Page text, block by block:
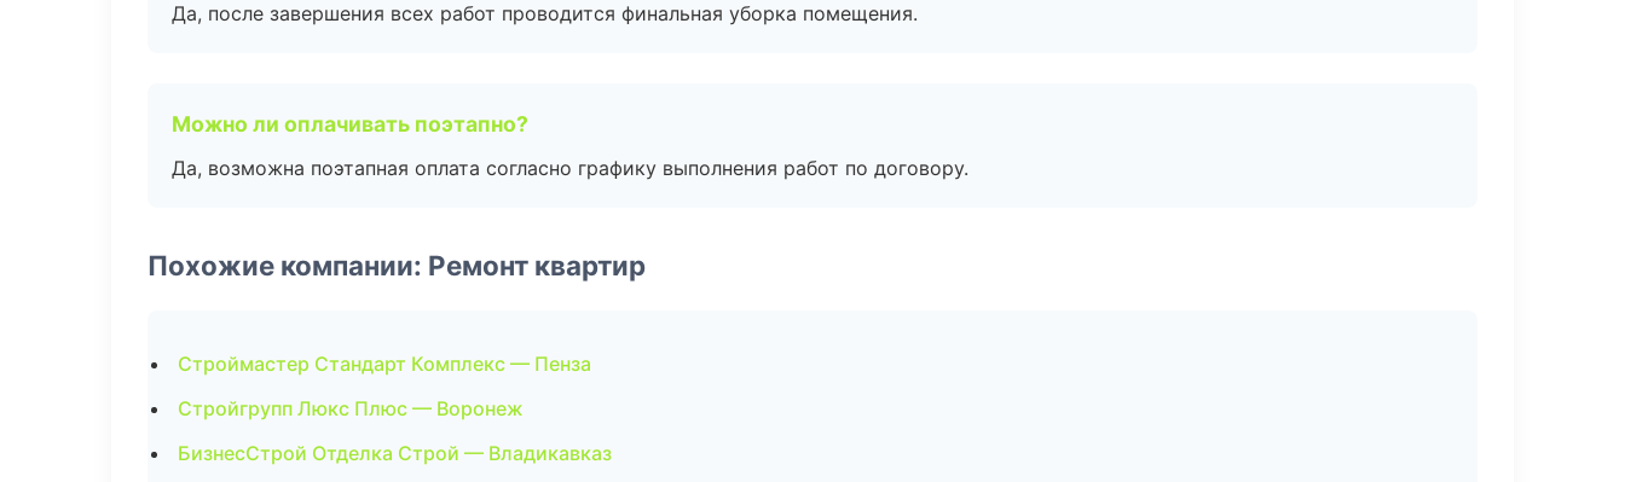
Да, после завершения всех работ проводится финальная уборка помещения.
Можно ли оплачивать поэтапно?
Да, возможна поэтапная оплата согласно графику выполнения работ по договору.
Похожие компании: Ремонт квартир
Строймастер Стандарт Комплекс — Пенза
Стройгрупп Люкс Плюс — Воронеж
БизнесСтрой Отделка Строй — Владикавказ